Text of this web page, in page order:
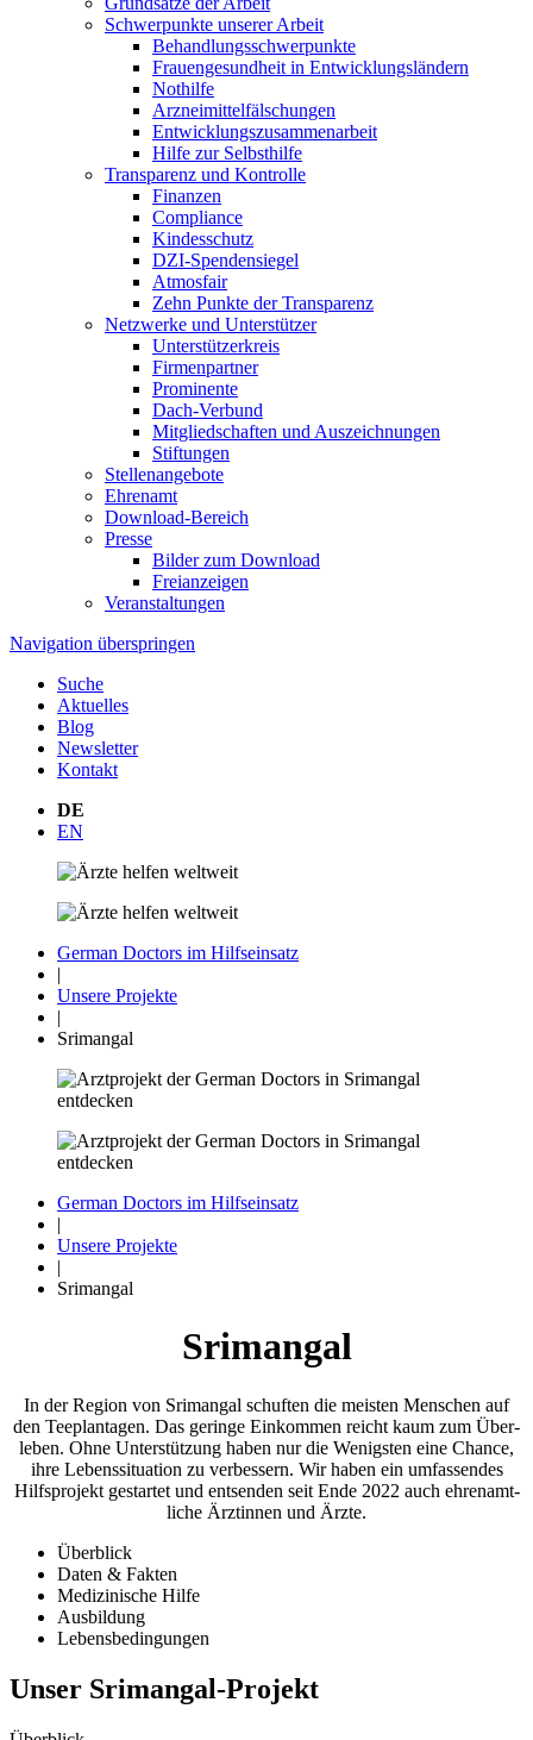
Schwerpunkte unserer Arbeit
Behandlungs­schwerpunkte
Frauengesundheit in Entwicklungsländern
Nothilfe
Arzneimittel­fälschungen
Entwicklungs­zusammenarbeit
Hilfe zur Selbsthilfe
Transparenz und Kontrolle
Finanzen
Compliance
Kindesschutz
DZI-Spendensiegel
Atmosfair
Zehn Punkte der Transparenz
Netzwerke und Unterstützer
Unterstützerkreis
Firmenpartner
Prominente
Dach-Verbund
Mitgliedschaften und Auszeichnungen
Stiftungen
Stellenangebote
Ehrenamt
Download-Bereich
Presse
Bilder zum Download
Freianzeigen
Veranstaltungen
Navigation überspringen
Suche
Aktuelles
Blog
Newsletter
Kontakt
DE
EN
German Doctors im Hilfseinsatz
|
Unsere Projekte
|
Srimangal
German Doctors im Hilfseinsatz
|
Unsere Projekte
|
Srimangal
Srimangal
In der Region von Srimangal schuften die meisten Menschen auf
den Tee­plan­tagen. Das geringe Ein­kommen reicht kaum zum Über­
leben. Ohne Unter­stützung haben nur die Wenigsten eine Chance,
ihre Lebens­situa­tion zu ver­bessern. Wir haben ein umfas­sendes
Hilfs­projekt gestartet und entsenden seit Ende 2022 auch ehren­amt­
liche Ärzt­innen und Ärzte.
Überblick
Daten & Fakten
Medizinische Hilfe
Ausbildung
Lebens­bedingungen
Unser Srimangal-Projekt